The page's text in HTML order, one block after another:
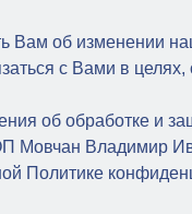
об изменении
с Вами в
об обработке и
Мовчан Владимир
Политике